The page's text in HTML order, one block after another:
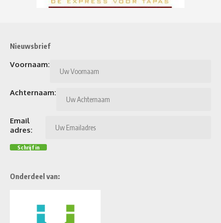
Nieuwsbrief
Voornaam:
Achternaam:
Email
adres:
Onderdeel van: